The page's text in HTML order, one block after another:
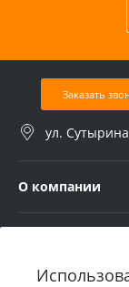
Заказать
ул.
О компании